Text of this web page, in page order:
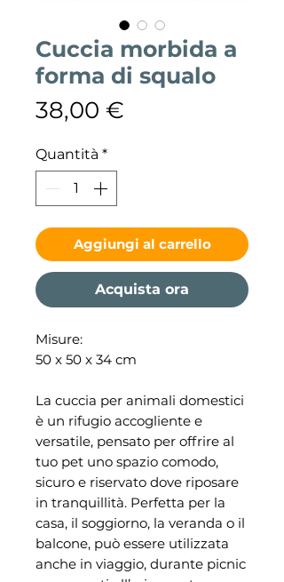
Cuccia morbida a
forma di squalo
38,00 €
Quantità *
Aggiungi al carrello
Acquista ora
Misure:
50 x 50 x 34 cm
La cuccia per animali domestici
è un rifugio accogliente e
versatile, pensato per offrire al
tuo pet uno spazio comodo,
sicuro e riservato dove riposare
in tranquillità. Perfetta per la
casa, il soggiorno, la veranda o il
balcone, può essere utilizzata
anche in viaggio, durante picnic